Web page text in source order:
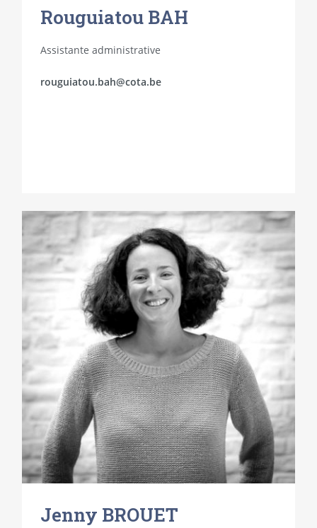
Rouguiatou BAH
Assistante administrative
rouguiatou.bah@cota.be
Jenny BROUET